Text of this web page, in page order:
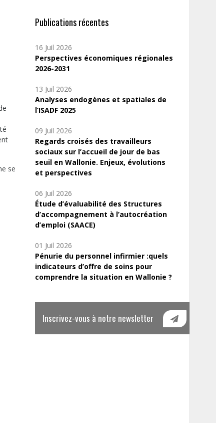
se
Publications récentes
16 Juil 2026
Perspectives économiques régionales
2026-2031
13 Juil 2026
Analyses endogènes et spatiales de
l’ISADF 2025
09 Juil 2026
Regards croisés des travailleurs
sociaux sur l’accueil de jour de bas
seuil en Wallonie. Enjeux, évolutions
et perspectives
06 Juil 2026
Étude d’évaluabilité des Structures
d’accompagnement à l’autocréation
d’emploi (SAACE)
01 Juil 2026
Pénurie du personnel infirmier :quels
indicateurs d’offre de soins pour
comprendre la situation en Wallonie ?
Inscrivez-vous à notre newsletter